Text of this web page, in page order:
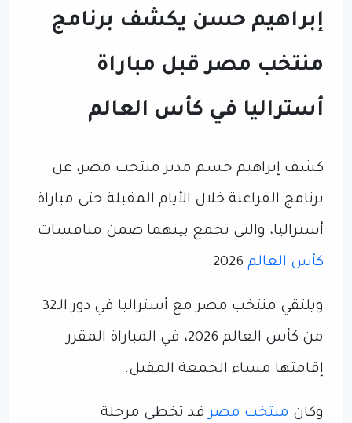
إبراهيم حسن يكشف برنامج
منتخب مصر قبل مباراة
أستراليا في كأس العالم
كشف إبراهيم حسم مدير منتخب مصر، عن
برنامج الفراعنة خلال الأيام المقبلة حتى مباراة
أستراليا، والتي تجمع بينهما ضمن منافسات
كأس العالم
ويلتقي منتخب مصر مع أستراليا في دور الـ32
من كأس العالم 2026، في المباراة المقرر
إقامتها مساء الجمعة المقبل.
وكان منتخب مصرقد تخطى مرحلة